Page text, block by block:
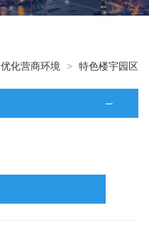
优化营商环境 特色楼宇园区